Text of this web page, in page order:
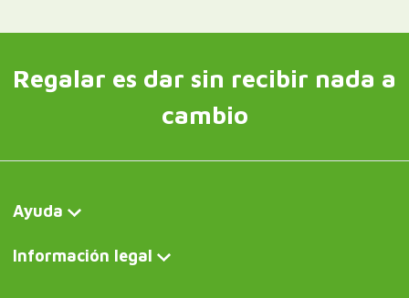
Regalar es dar sin recibir nada a
cambio
Ayuda
Información legal